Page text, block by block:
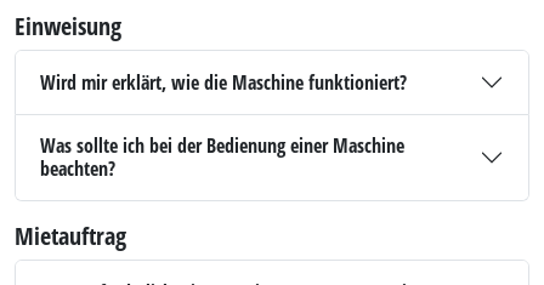
Einweisung
Wird mir erklärt, wie die Maschine funktioniert?
Was sollte ich bei der Bedienung einer Maschine
beachten?
Mietauftrag